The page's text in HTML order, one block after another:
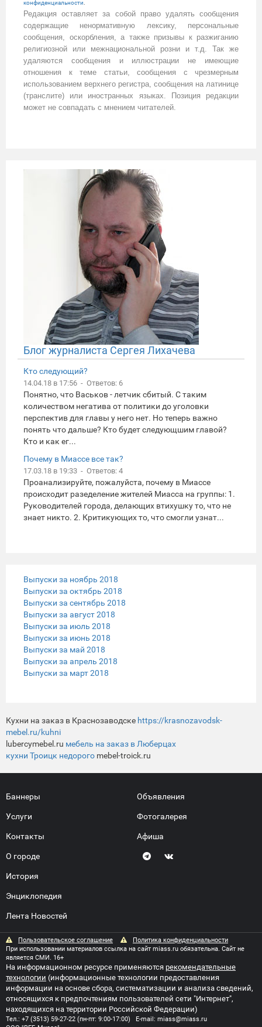
конфиденциальности.
Редакция оставляет за собой право удалять сообщения
содержащие ненормативную лексику, персональные
сообщения, оскорбления, а также призывы к разжиганию
религиозной или межнациональной розни и т.д. Так же
удаляются сообщения и иллюстрации не имеющие
отношения к теме статьи, сообщения с чрезмерным
использованием верхнего регистра, сообщения на латинице
(транслите) или иностранных языках. Позиция редакции
может не совпадать с мнением читателей.
Блог журналиста Сергея Лихачева
Кто следующий?
14.04.18 в 17:56 - Ответов: 6
Понятно, что Васьков - летчик сбитый. С таким
количеством негатива от политики до уголовки
перспектив для главы у него нет. Но теперь важно
понять что дальше? Кто будет следующшим главой?
Кто и как ег...
Почему в Миассе все так?
17.03.18 в 19:33 - Ответов: 4
Проанализируйте, пожалуйста, почему в Миассе
происходит разеделение жителей Миасса на группы: 1.
Руководителей города, делающих втихушку то, что не
знает никто. 2. Критикующих то, что смогли узнат...
Выпуски за ноябрь 2018
Выпуски за октябрь 2018
Выпуски за сентябрь 2018
Выпуски за август 2018
Выпуски за июль 2018
Выпуски за июнь 2018
Выпуски за май 2018
Выпуски за апрель 2018
Выпуски за март 2018
Кухни на заказ в Краснозаводске https://krasnozavodsk-
mebel.ru/kuhni
lubercymebel.ru мебель на заказ в Люберцах
кухни Троицк недорого mebel-troick.ru
Баннеры
Услуги
Контакты
О городе
История
Энциклопедия
Лента Новостей
Объявления
Фотогалерея
Афиша
Пользовательское соглашение
Политика конфиденциальности
При использовании материалов ссылка на сайт miass.ru обязательна. Сайт не
является СМИ. 16+
На информационном ресурсе применяются рекомендательные
технологии (информационные технологии предоставления
информации на основе сбора, систематизации и анализа сведений,
относящихся к предпочтениям пользователей сети "Интернет",
находящихся на территории Российской Федерации)
Тел.: +7 (3513) 59-27-22 (пн-пт: 9:00-17:00) E-mail: miass@miass.ru